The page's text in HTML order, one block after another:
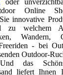
oder
Online
innovative
zu welchem
Wandern,
- bei
Outdoor-
das
liefert Ihnen